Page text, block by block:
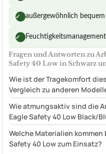
✓ außergewöhnlich bequem
✓
Fragen und Antworten zu
Safety 40 Low in Schwarz
Wie ist der Tragekomfort
Vergleich zu anderen
Wie atmungsaktiv sind die
Eagle Safety 40 Low Black/
Welche Materialien kommen
Safety 40 Low zum Einsatz?